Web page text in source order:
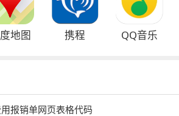
地图 携程 QQ音乐
报销单网页表格代码